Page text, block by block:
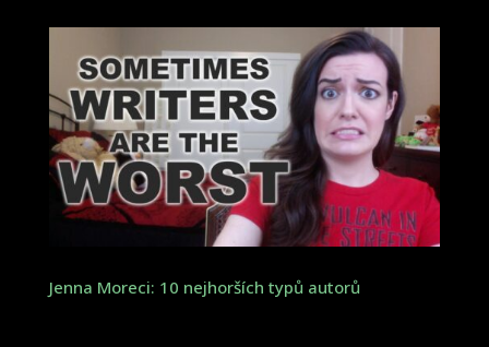
Jenna Moreci: 10 nejhorších typů autorů